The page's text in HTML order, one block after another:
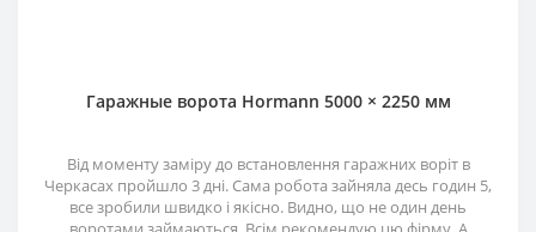
Гаражные ворота Hormann 5000 × 2250 мм
Від моменту заміру до встановлення гаражних воріт в
Черкасах пройшло 3 дні. Сама робота зайняла десь годин 5,
все зробили швидко і якісно. Видно, що не один день